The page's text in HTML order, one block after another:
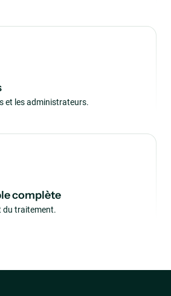
et les administrateurs.
complète
du traitement.